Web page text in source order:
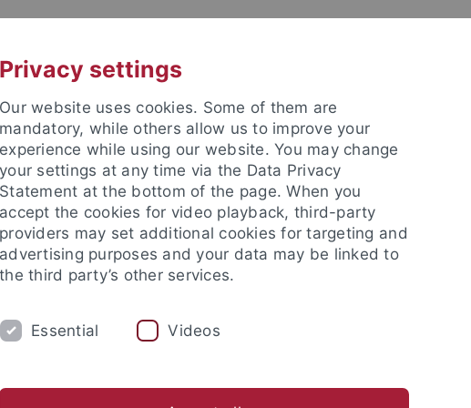
(EvE)
BSC EVE MSC EVE PHDS
Privacy settings
Our website uses cookies. Some of them are
mandatory, while others allow us to improve your
experience while using our website. You may change
your settings at any time via the Data Privacy
Statement at the bottom of the page. When you
accept the cookies for video playback, third-party
providers may set additional cookies for targeting and
advertising purposes and your data may be linked to
the third party’s other services.
Essential Videos